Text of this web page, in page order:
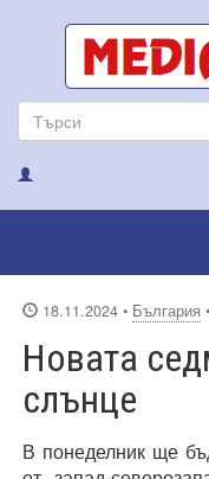
18.11.2024 • България
Новата
слънце
В понеделник ще